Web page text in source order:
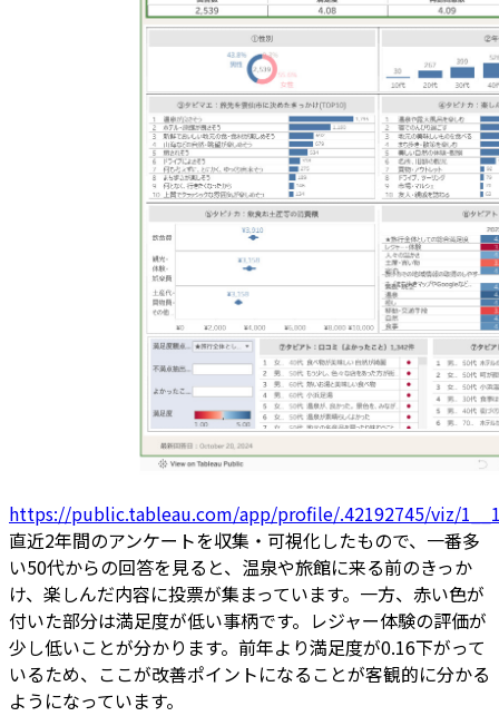
https://public.tableau.com/app/profile/.42192745/viz/
直近2年間のアンケートを収集・可視化したもので、一番多
い50代からの回答を見ると、温泉や旅館に来る前のきっか
け、楽しんだ内容に投票が集まっています。一方、赤い色が
付いた部分は満足度が低い事柄です。レジャー体験の評価が
少し低いことが分かります。前年より満足度が0.16下がって
いるため、ここが改善ポイントになることが客観的に分かる
ようになっています。